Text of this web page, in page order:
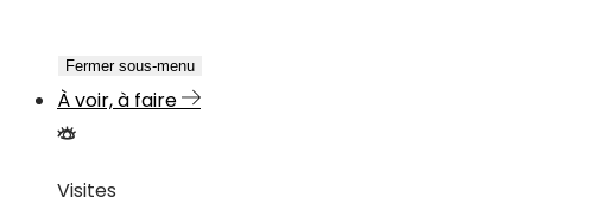
Fermer sous-menu
À voir, à faire
Visites